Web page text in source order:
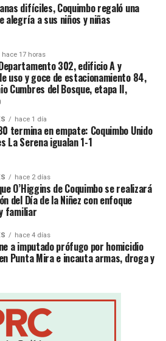
difíciles, Coquimbo regaló una
alegría a sus niños y niñas
hace 17 horas
302, edificio A y
uso y goce de estacionamiento 84,
Cumbres del Bosque, etapa II,
hace 1 día
termina en empate: Coquimbo Unido
La Serena igualan 1-1
hace 2 días
O’Higgins de Coquimbo se realizará
del Día de la Niñez con enfoque
familiar
hace 4 días
a imputado prófugo por homicidio
Punta Mira e incauta armas, droga y